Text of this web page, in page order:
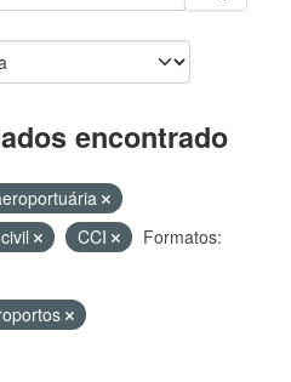
encontrado
CCI
Formatos: